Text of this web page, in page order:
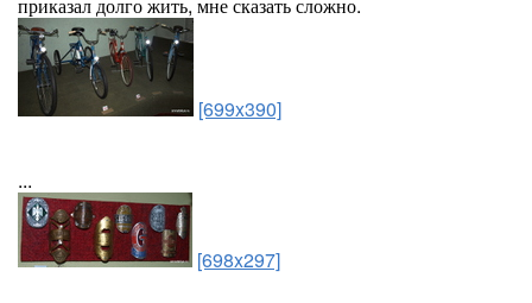
[699x390]
...
[698x297]